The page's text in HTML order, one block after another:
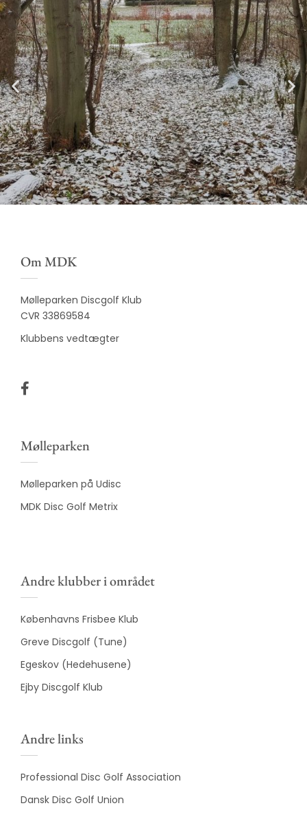
Om MDK
Mølleparken Discgolf Klub
CVR 33869584
Klubbens vedtægter
Mølleparken
Mølleparken på Udisc
MDK Disc Golf Metrix
Andre klubber i området
Københavns Frisbee Klub
Greve Discgolf (Tune)
Egeskov (Hedehusene)
Ejby Discgolf Klub
Andre links
Professional Disc Golf Association
Dansk Disc Golf Union